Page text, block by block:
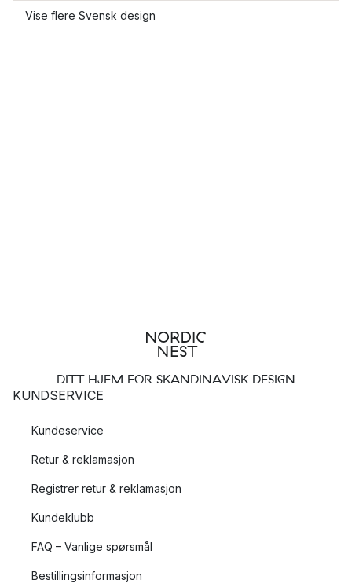
Vise flere Svensk design
DITT HJEM FOR SKANDINAVISK DESIGN
KUNDSERVICE
Kundeservice
Retur & reklamasjon
Registrer retur & reklamasjon
Kundeklubb
FAQ – Vanlige spørsmål
Bestillingsinformasjon